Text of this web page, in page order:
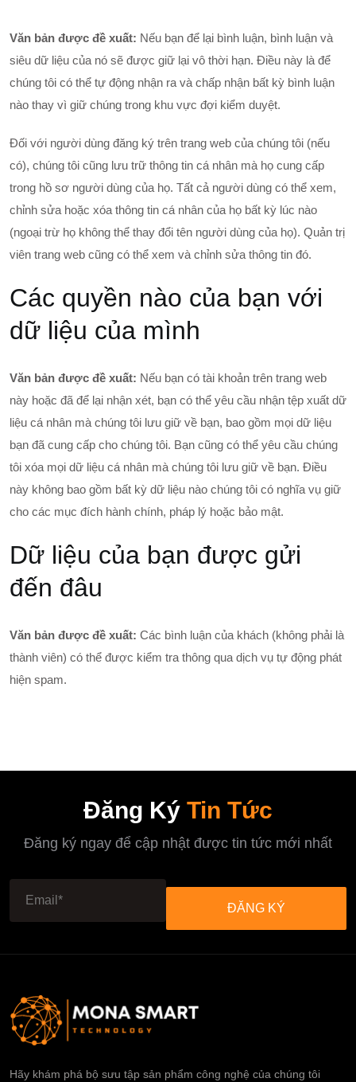
Văn bản được đề xuất: Nếu bạn để lại bình luận, bình luận và
siêu dữ liệu của nó sẽ được giữ lại vô thời hạn. Điều này là để
chúng tôi có thể tự động nhận ra và chấp nhận bất kỳ bình luận
nào thay vì giữ chúng trong khu vực đợi kiểm duyệt.
Đối với người dùng đăng ký trên trang web của chúng tôi (nếu
có), chúng tôi cũng lưu trữ thông tin cá nhân mà họ cung cấp
trong hồ sơ người dùng của họ. Tất cả người dùng có thể xem,
chỉnh sửa hoặc xóa thông tin cá nhân của họ bất kỳ lúc nào
(ngoại trừ họ không thể thay đổi tên người dùng của họ). Quản trị
viên trang web cũng có thể xem và chỉnh sửa thông tin đó.
Các quyền nào của bạn với
dữ liệu của mình
Văn bản được đề xuất: Nếu bạn có tài khoản trên trang web
này hoặc đã để lại nhận xét, bạn có thể yêu cầu nhận tệp xuất dữ
liệu cá nhân mà chúng tôi lưu giữ về bạn, bao gồm mọi dữ liệu
bạn đã cung cấp cho chúng tôi. Bạn cũng có thể yêu cầu chúng
tôi xóa mọi dữ liệu cá nhân mà chúng tôi lưu giữ về bạn. Điều
này không bao gồm bất kỳ dữ liệu nào chúng tôi có nghĩa vụ giữ
cho các mục đích hành chính, pháp lý hoặc bảo mật.
Dữ liệu của bạn được gửi
đến đâu
Văn bản được đề xuất: Các bình luận của khách (không phải là
thành viên) có thể được kiểm tra thông qua dịch vụ tự động phát
hiện spam.
Đăng Ký Tin Tức
Đăng ký ngay để cập nhật được tin tức mới nhất
ĐĂNG KÝ
Hãy khám phá bộ sưu tập sản phẩm công nghệ của chúng tôi